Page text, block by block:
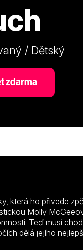
/ Dětský
zdarma
která ho přivede
Molly
Teď musí
dělá jejího
stane se zvláštní